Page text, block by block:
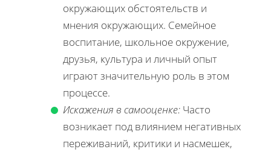
окружающих обстоятельств и
мнения окружающих. Семейное
воспитание, школьное окружение,
друзья, культура и личный опыт
играют значительную роль в этом
процессе.
Искажения в самооценке: Часто
возникает под влиянием негативных
переживаний, критики и насмешек,